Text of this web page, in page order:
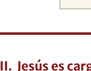
II. Jesús es